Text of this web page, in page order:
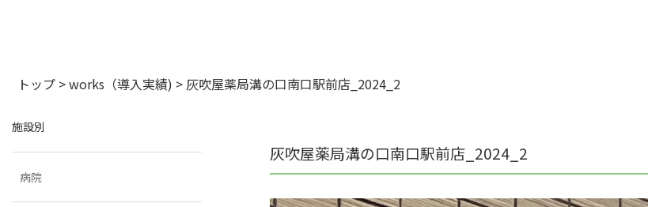
トップ >works（導入実績) > 灰吹屋薬局溝の口南口駅前店_2024_2
施設別
病院
灰吹屋薬局溝の口南口駅前店_2024_2